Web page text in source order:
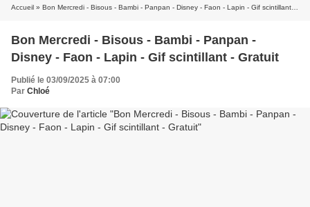
Accueil » Bon Mercredi - Bisous - Bambi - Panpan - Disney - Faon - Lapin - Gif scintillant - Gratuit
Bon Mercredi - Bisous - Bambi - Panpan -
Disney - Faon - Lapin - Gif scintillant - Gratuit
Publié le 03/09/2025 à 07:00
Par Chloé